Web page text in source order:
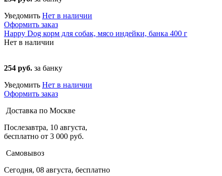
Уведомить Нет в наличии
Оформить заказ
Happy Dog корм для собак, мясо индейки, банка 400 г
Нет в наличии
254 руб. за банку
Уведомить Нет в наличии
Оформить заказ
Доставка по Москве
Послезавтра, 10 августа,
бесплатно от 3 000 руб.
Самовывоз
Сегодня, 08 августа, бесплатно